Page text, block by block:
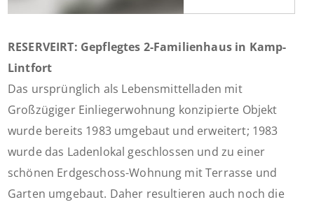
RESERVEIRT: Gepflegtes 2-Familienhaus in Kamp-
Lintfort
Das ursprünglich als Lebensmittelladen mit
Großzügiger Einliegerwohnung konzipierte Objekt
wurde bereits 1983 umgebaut und erweitert; 1983
wurde das Ladenlokal geschlossen und zu einer
schönen Erdgeschoss-Wohnung mit Terrasse und
Garten umgebaut. Daher resultieren auch noch die